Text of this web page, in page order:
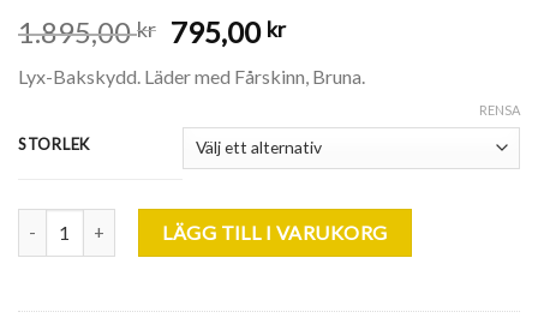
1.895,00kr 795,00 kr
Lyx-Bakskydd. Läder med Fårskinn, Bruna.
STORLEK
RENSA
Lyx- Bakskydd. mängdLÄGG TILL I VARUKORG